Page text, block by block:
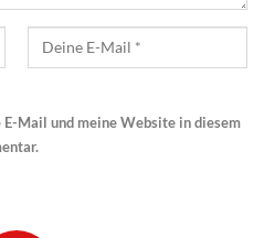
E-Mail und meine Website in diesem